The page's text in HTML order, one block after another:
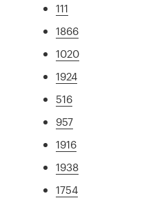
111
1866
1020
1924
516
957
1916
1938
1754